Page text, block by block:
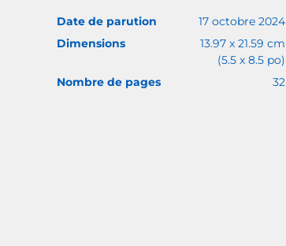
Date de parution
17 octobre 2024
Dimensions
13.97 x 21.59 cm
(5.5 x 8.5 po)
Nombre de pages
32